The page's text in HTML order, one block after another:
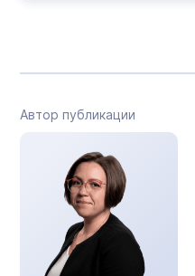
Автор публикации